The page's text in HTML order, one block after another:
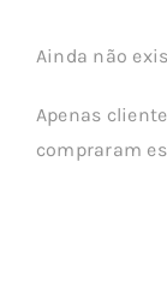
Ainda não
Apenas
compraram